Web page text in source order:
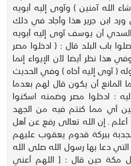
الله آمنين } وآوى إليه أبويه
ابن جرير هذا وأجاد في ذلك
السدي أن يوسف آوى إليه أبويه
باب البلد قال : { ادخلوا مصر
هذا نظر أيضا لأن الإيواء إنما
{ آوى إليه أخاه } وفي الحديث
أن يكون قال لهم بعدما
: ادخلوا مصر وضمنه اسكنوا
أي مما كنتم فيه من الجهد
أعلم ـ إن الله تعالى رفع عن أهل
ببركة قدوم يعقوب عليهم
دعا بها رسول الله صلى الله
مكة حين قال : [ اللهم أعني